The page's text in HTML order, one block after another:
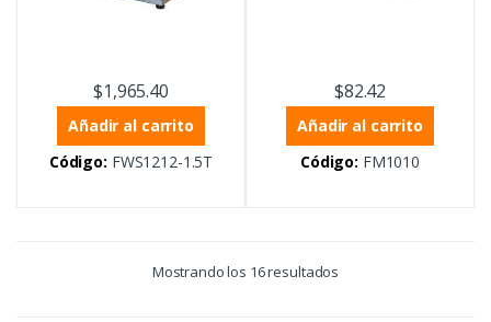
$1,965.40
Añadir al carrito
Código: FWS1212-1.5T
$82.42
Añadir al carrito
Código: FM1010
Mostrando los 16 resultados